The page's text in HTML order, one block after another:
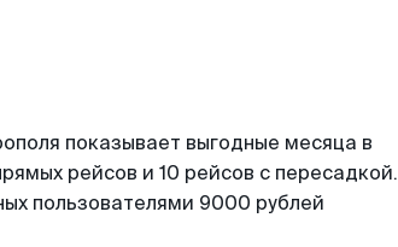
показывает выгодные месяца в
рейсов и 10 рейсов с пересадкой.
пользователями 9000 рублей